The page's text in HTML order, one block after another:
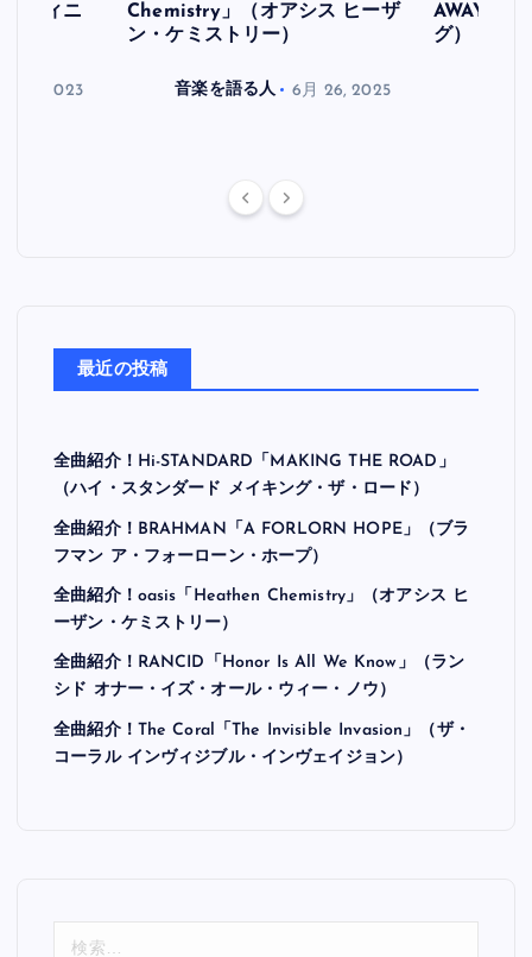
フィニ
30, 2023
Chemistry」（オアシス ヒーザ
ン・ケミストリー）
音楽を語る人 6月 26, 2025
AWAY」
グ）
最近の投稿
全曲紹介！Hi-STANDARD「MAKING THE ROAD」
（ハイ・スタンダード メイキング・ザ・ロード）
全曲紹介！BRAHMAN「A FORLORN HOPE」（ブラ
フマン ア・フォーローン・ホープ）
全曲紹介！oasis「Heathen Chemistry」（オアシス ヒ
ーザン・ケミストリー）
全曲紹介！RANCID「Honor Is All We Know」（ラン
シド オナー・イズ・オール・ウィー・ノウ）
全曲紹介！The Coral「The Invisible Invasion」（ザ・
コーラル インヴィジブル・インヴェイジョン）